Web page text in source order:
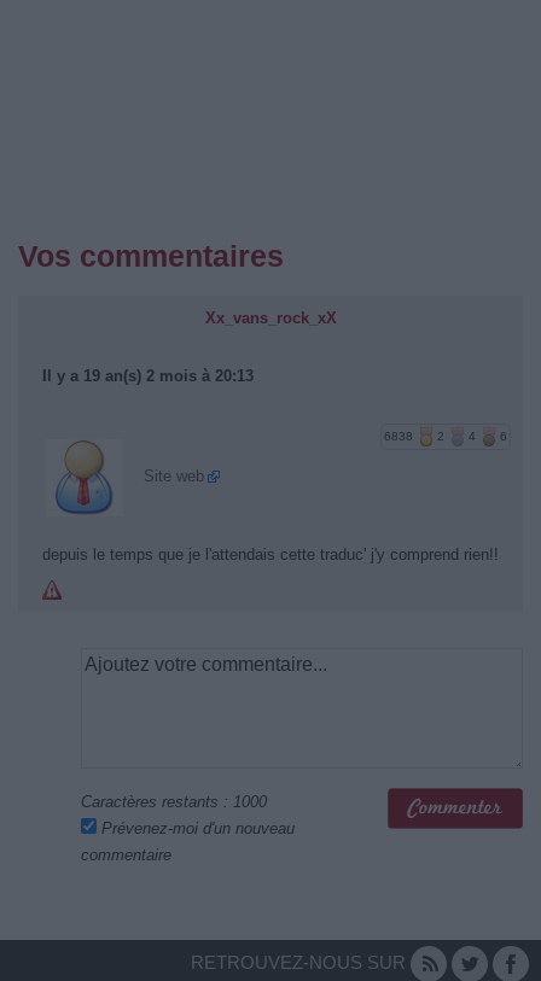
Vos commentaires
Xx_vans_rock_xX
Il y a 19 an(s) 2 mois à 20:13
6838 2 4 6
Site web
depuis le temps que je l'attendais cette traduc' j'y comprend rien!!
Caractères restants : 1000
Prévenez-moi d'un nouveau
commentaire
RETROUVEZ-NOUS SUR